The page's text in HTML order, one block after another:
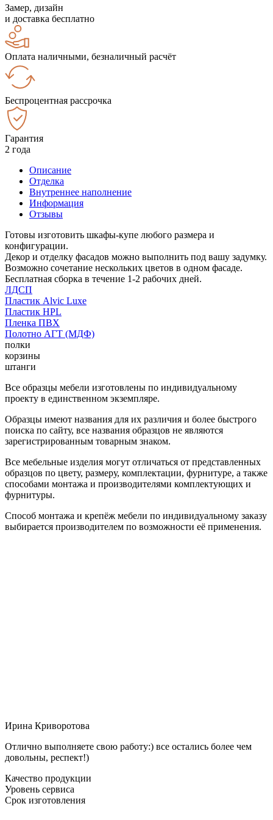
Замер, дизайн
и доставка бесплатно
Оплата наличными, безналичный расчёт
Беспроцентная рассрочка
Гарантия
2 года
Описание
Отделка
Внутреннее наполнение
Информация
Отзывы
Готовы изготовить шкафы-купе любого размера и
конфигурации.
Декор и отделку фасадов можно выполнить под вашу задумку.
Возможно сочетание нескольких цветов в одном фасаде.
Бесплатная сборка в течение 1-2 рабочих дней.
ЛДСП
Пластик Alvic Luxe
Пластик HPL
Пленка ПВХ
Полотно АГТ (МДФ)
полки
корзины
штанги
Все образцы мебели изготовлены по индивидуальному
проекту в единственном экземпляре.
Образцы имеют названия для их различия и более быстрого
поиска по сайту, все названия образцов не являются
зарегистрированным товарным знаком.
Все мебельные изделия могут отличаться от представленных
образцов по цвету, размеру, комплектации, фурнитуре, а также
способами монтажа и производителями комплектующих и
фурнитуры.
Способ монтажа и крепёж мебели по индивидуальному заказу
выбирается производителем по возможности её применения.
Ирина Криворотова
Отлично выполняете свою работу:) все остались более чем
довольны, респект!)
Качество продукции
Уровень сервиса
Срок изготовления